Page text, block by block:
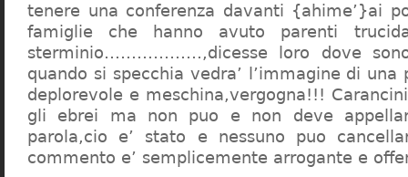
tenere una conferenza davanti {ahime’}ai
famiglie che hanno avuto parenti
sterminio………………,dicesse loro dove
quando si specchia vedra’ l’immagine di una
deplorevole e meschina,vergogna!!!
gli ebrei ma non puo e non deve
parola,cio e’ stato e nessuno puo
commento e’ semplicemente arrogante e